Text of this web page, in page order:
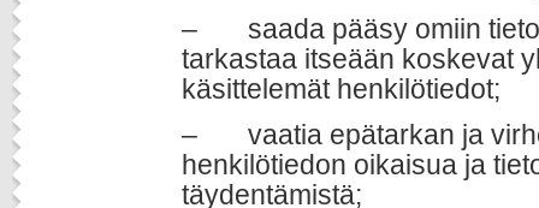
– saada pääsy omiin
tarkastaa itseään koskevat
käsittelemät henkilötiedot;
– vaatia epätarkan ja
henkilötiedon oikaisua ja
täydentämistä;